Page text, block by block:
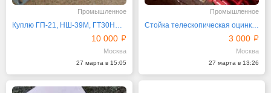
Промышленное
Куплю ГП-21, НШ-39М, ГТ30НЖЧ12, НР-01ЮА, 4020
10 000
Москва
27 марта в 15:05
Промышленное
Стойка телескопическая оцинкованная CTW
3 000
Москва
27 марта в 13:26